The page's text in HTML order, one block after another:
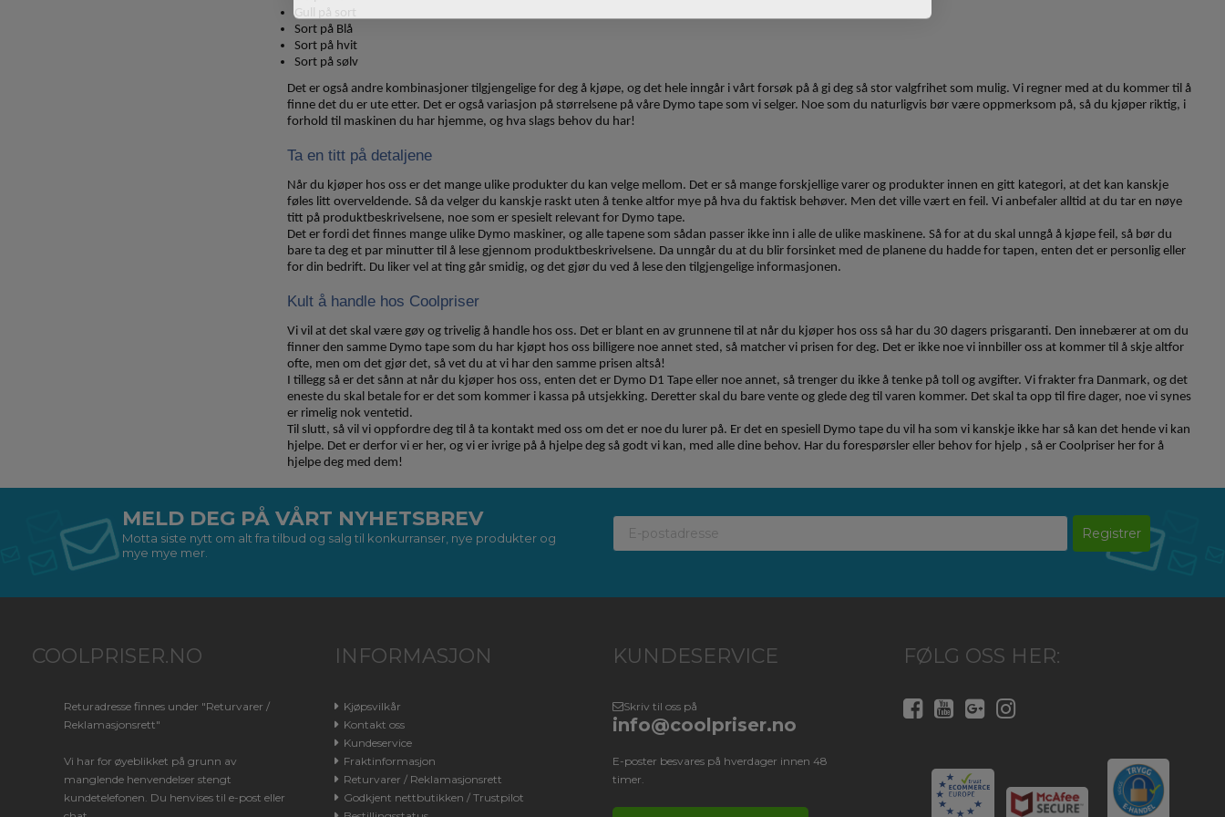
Gull på sort
Sort på Blå
Sort på hvit
Sort på sølv
Det er også andre kombinasjoner tilgjengelige for deg å kjøpe, og det hele inngår i vårt forsøk på å gi deg så stor valgfrihet som mulig. Vi regner med at du kommer til å
finne det du er ute etter. Det er også variasjon på størrelsene på våre Dymo tape som vi selger. Noe som du naturligvis bør være oppmerksom på, så du kjøper riktig, i
forhold til maskinen du har hjemme, og hva slags behov du har!
Ta en titt på detaljene
Når du kjøper hos oss er det mange ulike produkter du kan velge mellom. Det er så mange forskjellige varer og produkter innen en gitt kategori, at det kan kanskje
føles litt overveldende. Så da velger du kanskje raskt uten å tenke altfor mye på hva du faktisk behøver. Men det ville vært en feil. Vi anbefaler alltid at du tar en nøye
titt på produktbeskrivelsene, noe som er spesielt relevant for Dymo tape.
Det er fordi det finnes mange ulike Dymo maskiner, og alle tapene som sådan passer ikke inn i alle de ulike maskinene. Så for at du skal unngå å kjøpe feil, så bør du
bare ta deg et par minutter til å lese gjennom produktbeskrivelsene. Da unngår du at du blir forsinket med de planene du hadde for tapen, enten det er personlig eller
for din bedrift. Du liker vel at ting går smidig, og det gjør du ved å lese den tilgjengelige informasjonen.
Kult å handle hos Coolpriser
Vi vil at det skal være gøy og trivelig å handle hos oss. Det er blant en av grunnene til at når du kjøper hos oss så har du 30 dagers prisgaranti. Den innebærer at om du
finner den samme Dymo tape som du har kjøpt hos oss billigere noe annet sted, så matcher vi prisen for deg. Det er ikke noe vi innbiller oss at kommer til å skje altfor
ofte, men om det gjør det, så vet du at vi har den samme prisen altså!
I tillegg så er det sånn at når du kjøper hos oss, enten det er Dymo D1 Tape eller noe annet, så trenger du ikke å tenke på toll og avgifter. Vi frakter fra Danmark, og det
eneste du skal betale for er det som kommer i kassa på utsjekking. Deretter skal du bare vente og glede deg til varen kommer. Det skal ta opp til fire dager, noe vi synes
er rimelig nok ventetid.
Til slutt, så vil vi oppfordre deg til å ta kontakt med oss om det er noe du lurer på. Er det en spesiell Dymo tape du vil ha som vi kanskje ikke har så kan det hende vi kan
hjelpe. Det er derfor vi er her, og vi er ivrige på å hjelpe deg så godt vi kan, med alle dine behov. Har du forespørsler eller behov for hjelp , så er Coolpriser her for å
hjelpe deg med dem!
MELD DEG PÅ VÅRT NYHETSBREV
Motta siste nytt om alt fra tilbud og salg til konkurranser, nye produkter og
mye mye mer.
Registrer
COOLPRISER.NO
Returadresse finnes under "Returvarer /
Reklamasjonsrett"
Vi har for øyeblikket på grunn av
manglende henvendelser stengt
kundetelefonen. Du henvises til e-post eller
INFORMASJON
Kjøpsvilkår
Kontakt oss
Kundeservice
Fraktinformasjon
Returvarer / Reklamasjonsrett
Godkjent nettbutikken / Trustpilot
KUNDESERVICE
Skriv til oss på
info@coolpriser.no
E-poster besvares på hverdager innen 48
timer.
FØLG OSS HER: